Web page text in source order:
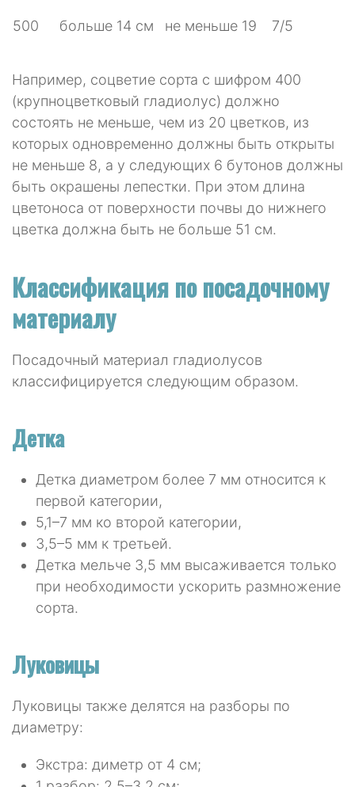
500 больше 14 см не меньше 19 7/5
Например, соцветие сорта с шифром 400
(крупноцветковый гладиолус) должно
состоять не меньше, чем из 20 цветков, из
которых одновременно должны быть открыты
не меньше 8, а у следующих 6 бутонов должны
быть окрашены лепестки. При этом длина
цветоноса от поверхности почвы до нижнего
цветка должна быть не больше 51 см.
Классификация по посадочному
материалу
Посадочный материал гладиолусов
классифицируется следующим образом.
Детка
Детка диаметром более 7 мм относится к
первой категории,
5,1–7 мм ко второй категории,
3,5–5 мм к третьей.
Детка мельче 3,5 мм высаживается только
при необходимости ускорить размножение
сорта.
Луковицы
Луковицы также делятся на разборы по
диаметру:
Экстра: диметр от 4 см;